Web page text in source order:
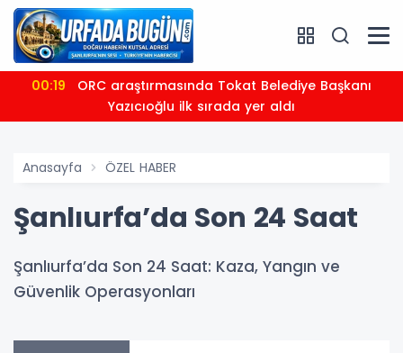
00:19
Yazıcıoğlu ilk sırada yer aldı
Anasayfa ÖZEL HABER
Şanlıurfa’da Son 24 Saat
Şanlıurfa’da Son 24 Saat: Kaza, Yangın ve
Güvenlik Operasyonları